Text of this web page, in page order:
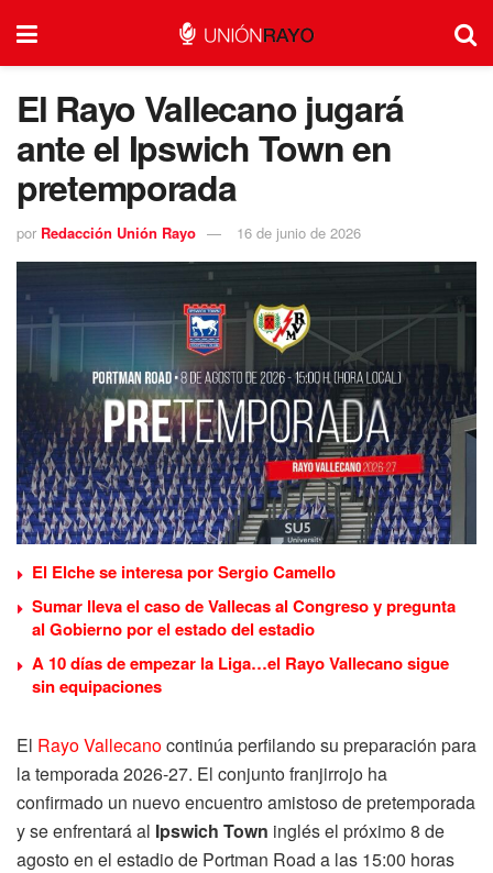
El Rayo Vallecano jugará
ante el Ipswich Town en
pretemporada
por Redacción Unión Rayo 16 de junio de 2026
El Elche se interesa por Sergio Camello
Sumar lleva el caso de Vallecas al Congreso y pregunta
al Gobierno por el estado del estadio
A 10 días de empezar la Liga…el Rayo Vallecano sigue
sin equipaciones
El Rayo Vallecanocontinúa perfilando su preparación para
la temporada 2026-27. El conjunto franjirrojo ha
confirmado un nuevo encuentro amistoso de pretemporada
y se enfrentará al Ipswich Town inglés el próximo 8 de
agosto en el estadio de Portman Road a las 15:00 horas